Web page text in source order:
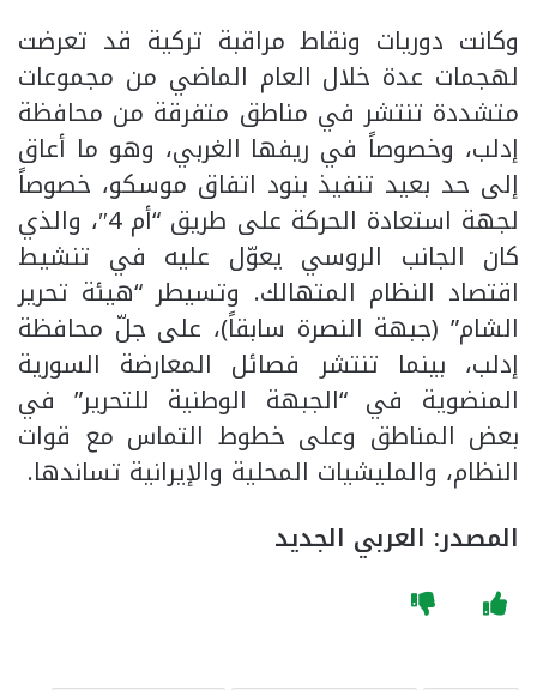
وكانت دوريات ونقاط مراقبة تركية قد تعرضت
لهجمات عدة خلال العام الماضي من مجموعات
متشددة تنتشر في مناطق متفرقة من محافظة
إدلب، وخصوصاً في ريفها الغربي، وهو ما أعاق
إلى حد بعيد تنفيذ بنود اتفاق موسكو، خصوصاً
لجهة استعادة الحركة على طريق “أم 4″، والذي
كان الجانب الروسي يعوّل عليه في تنشيط
اقتصاد النظام المتهالك. وتسيطر “هيئة تحرير
الشام” (جبهة النصرة سابقاً)، على جلّ محافظة
إدلب، بينما تنتشر فصائل المعارضة السورية
المنضوية في “الجبهة الوطنية للتحرير” في
بعض المناطق وعلى خطوط التماس مع قوات
النظام، والمليشيات المحلية والإيرانية تساندها.
المصدر: العربي الجديد